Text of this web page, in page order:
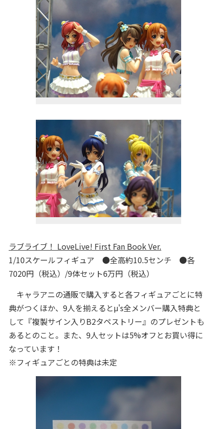
ラブライブ！ LoveLive! First Fan Book Ver.
1/10スケールフィギュア ●全高約10.5センチ ●各
7020円（税込）/9体セット6万円（税込）
キャラアニの通販で購入すると各フィギュアごとに特
典がつくほか、9人を揃えるとμ's全メンバー購入特典と
して『複製サイン入りB2タペストリー』のプレゼントも
あるとのこと。また、9人セットは5%オフとお買い得に
なっています！
※フィギュアごとの特典は未定